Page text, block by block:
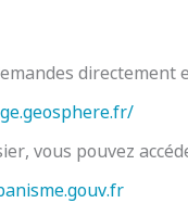
directement
vous pouvez